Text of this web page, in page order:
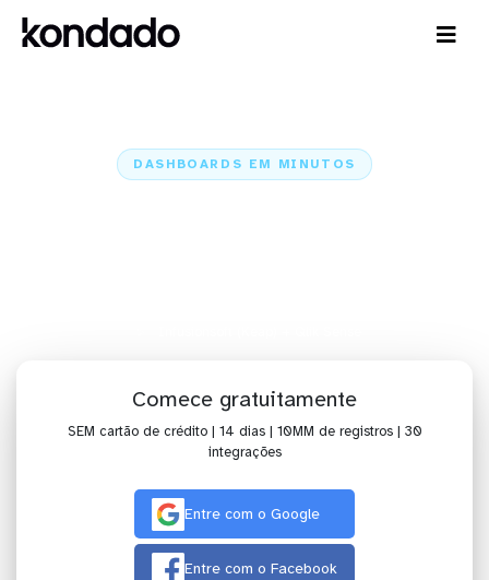
DASHBOARDS EM MINUTOS
Comece gratuitamente
SEM cartão de crédito | 14 dias | 10MM de registros | 30
integrações
Entre com o Google
Entre com o Facebook